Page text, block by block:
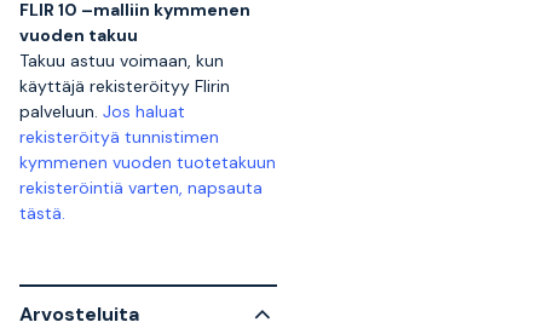
FLIR 10 –malliin kymmenen
vuoden takuu
Takuu astuu voimaan, kun
käyttäjä rekisteröityy Flirin
palveluun. Jos haluat
rekisteröityä tunnistimen
kymmenen vuoden tuotetakuun
rekisteröintiä varten, napsauta
tästä.
Arvosteluita